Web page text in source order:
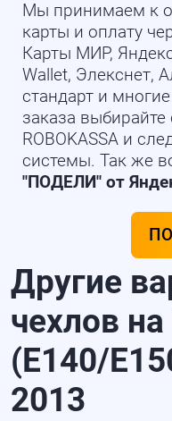
Мы принимаем к
карты и оплату
Карты МИР,
Wallet, Элекснет,
стандарт и
заказа
ROBOKASSA и
системы. Так же
"ПОДЕЛИ" от
Другие
чехлов
(E140/
2013